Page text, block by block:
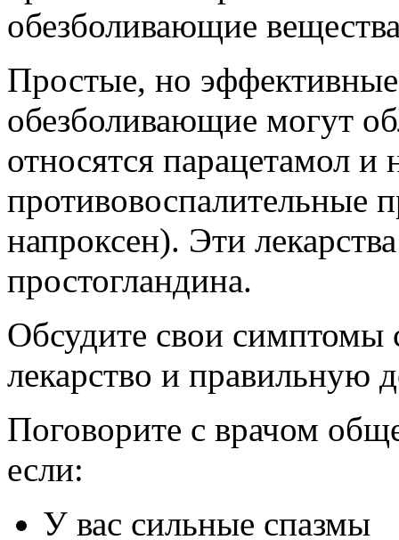
обезболивающие
Простые, но
обезболивающие могут
относятся парацетамол и
противовоспалительные
напроксен). Эти
простогландина.
Обсудите свои симптомы
лекарство и правильную
Поговорите с врачом
если:
У вас сильные спазмы